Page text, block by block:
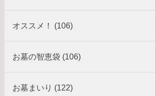
オススメ！ (106)
お墓の智恵袋 (106)
お墓まいり (122)